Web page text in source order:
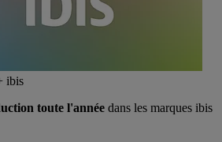
ibis
toute l'année dans les marques ibis